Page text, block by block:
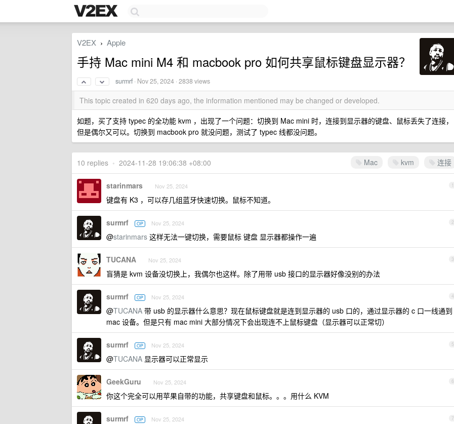
V2EX › Apple
手持 Mac mini M4 和 macbook pro 如何共享鼠标键盘显示器？
surmrf· Nov 25, 2024 · 2838 views
This topic created in 620 days ago, the information mentioned may be changed or developed.
如题，买了支持 typec 的全功能 kvm ，出现了一个问题：切换到 Mac mini 时，连接到显示器的键盘、鼠标丢失了连接，
但是偶尔又可以。切换到 macbook pro 就没问题，测试了 typec 线都没问题。
Mac kvm 连接
10 replies • 2024-11-28 19:06:38 +08:00
1
starinmars Nov 25, 2024
键盘有 K3 ，可以存几组蓝牙快速切换。鼠标不知道。
2
surmrf OP Nov 25, 2024
@starinmars 这样无法一键切换，需要鼠标 键盘 显示器都操作一遍
3
TUCANA Nov 25, 2024
盲猜是 kvm 设备没切换上，我偶尔也这样。除了用带 usb 接口的显示器好像没别的办法
4
surmrf OP Nov 25, 2024
@TUCANA 带 usb 的显示器什么意思？现在鼠标键盘就是连到显示器的 usb 口的，通过显示器的 c 口一线通到
mac 设备。但是只有 mac mini 大部分情况下会出现连不上鼠标键盘（显示器可以正常切）
5
surmrf OP Nov 25, 2024
@TUCANA 显示器可以正常显示
6
GeekGuru Nov 25, 2024
你这个完全可以用苹果自带的功能，共享键盘和鼠标。。。用什么 KVM
7
surmrf OP Nov 25, 2024